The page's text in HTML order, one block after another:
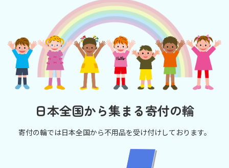
日本全国から集まる寄付の輪
寄付の輪では日本全国から不用品を受け付けしております。